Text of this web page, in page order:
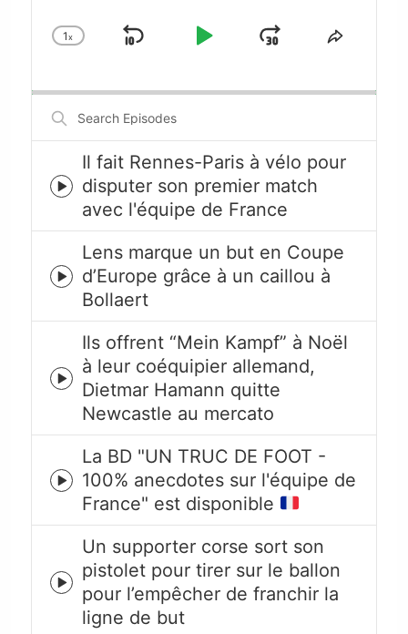
Change
1x
Skip
Play
JumpShare
Search
Episodes
Episode
play
icon
Il fait Rennes-Paris à vélo pour
disputer son premier match
avec l'équipe de France
Episode
play
icon
Lens marque un but en Coupe
d’Europe grâce à un caillou à
Bollaert
Episode
play
icon
Ils offrent “Mein Kampf” à Noël
à leur coéquipier allemand,
Dietmar Hamann quitte
Newcastle au mercato
Episode
play
icon
La BD "UN TRUC DE FOOT -
100% anecdotes sur l'équipe de
France" est disponible
Episode
play
icon
Un supporter corse sort son
pistolet pour tirer sur le ballon
pour l’empêcher de franchir la
ligne de but